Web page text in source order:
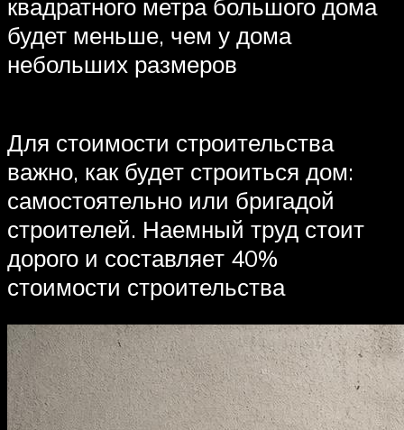
квадратного метра большого дома
будет меньше, чем у дома
небольших размеров
Для стоимости строительства
важно, как будет строиться дом:
самостоятельно или бригадой
строителей. Наемный труд стоит
дорого и составляет 40%
стоимости строительства